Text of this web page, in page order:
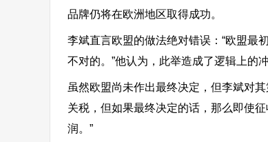
品牌仍将在欧洲地区取得成功。
李斌直言欧盟的做法绝对错误 ：“欧盟最
不对的。”他认为，此举造成了逻辑上的
虽然欧盟尚未作出最终决定，但李斌对
关税，但如果最终决定的话，那么即使
润 。”